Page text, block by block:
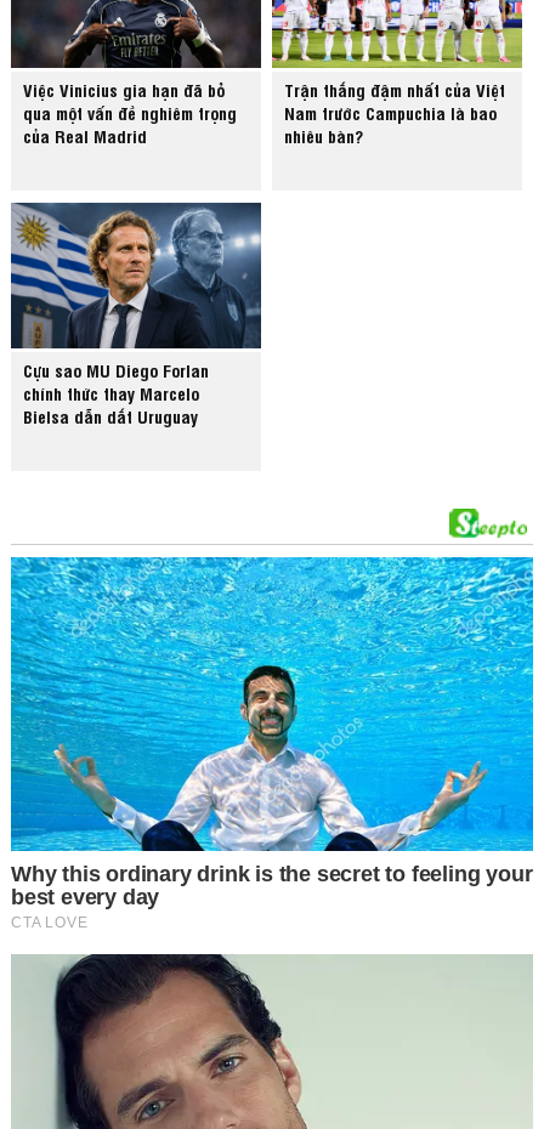
Việc Vinicius gia hạn đã bỏ
qua một vấn đề nghiêm trọng
của Real Madrid
Trận thắng đậm nhất của Việt
Nam trước Campuchia là bao
nhiêu bàn?
Cựu sao MU Diego Forlan
chính thức thay Marcelo
Bielsa dẫn dắt Uruguay